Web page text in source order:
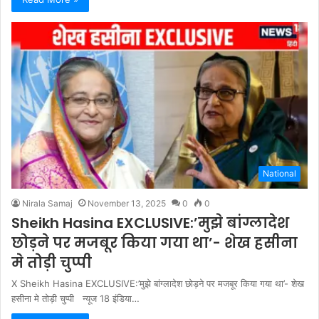
National
Nirala Samaj November 13, 2025 0 0
Sheikh Hasina EXCLUSIVE:’मुझे बांग्लादेश
छोड़ने पर मजबूर किया गया था’- शेख हसीना
मे तोड़ी चुप्पी
X Sheikh Hasina EXCLUSIVE:’मुझे बांग्लादेश छोड़ने पर मजबूर किया गया था’- शेख
हसीना मे तोड़ी चुप्पी न्यूज 18 इंडिया…